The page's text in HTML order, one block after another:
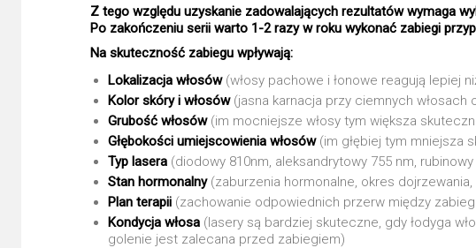
Z tego względu uzyskanie zadowalających rezultatów wymaga
Po zakończeniu serii warto 1-2 razy w roku wykonać zabiegi
Na skuteczność zabiegu wpływają:
Lokalizacja włosów(włosy pachowe i łonowe reagują lepiej
Kolor skóry i włosów(jasna karnacja przy ciemnych włosach
Grubość włosów (im mocniejsze włosy tym większa
Głębokości umiejscowienia włosów (im głębiej tym mniejsza
Typ lasera (diodowy 810nm, aleksandrytowy 755 nm, rubinowy
Stan hormonalny (zaburzenia hormonalne, okres
Plan terapii (zachowanie odpowiednich przerw między
Kondycja włosa (lasery są bardziej skuteczne, gdy łodyga
golenie jest zalecana przed zabiegiem)